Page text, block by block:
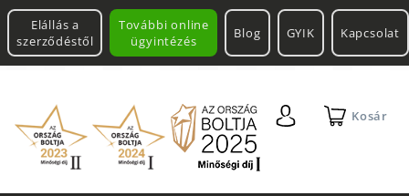
További online
ügyintézés
Elállás a
szerződéstől
Blog GYIK Kapcsolat
Kosár